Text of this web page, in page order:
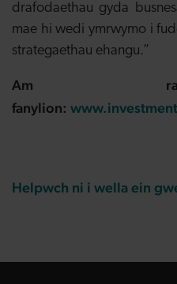
drafodaethau gyda
mae hi wedi ymrwymo i
strategaethau ehangu.”
Am
fanylion:
Helpwch ni i wella ein